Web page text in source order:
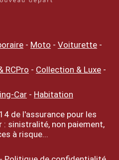
- Moto - Voiturette -
RCPro - Collection & Luxe -
Car - Habitation
de l'assurance pour les
: sinistralité, non paiement,
à risque...